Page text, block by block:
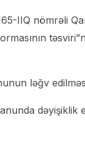
IIQ nömrəli
ləğv
dəyişiklik